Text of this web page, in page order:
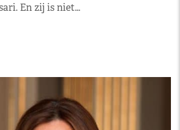
En zij is niet…